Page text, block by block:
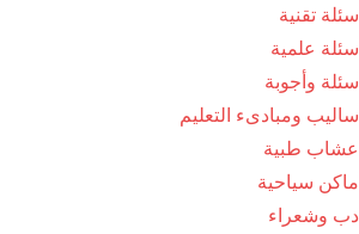
تقنية
علمية
وأجوبة
ومبادىء التعليم
طبية
سياحية
وشعراء